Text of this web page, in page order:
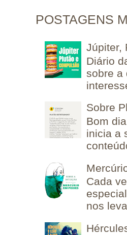
POSTAGENS
Júpiter,
Diário
sobre a
Sobre
Bom
inicia a
Cada
nos